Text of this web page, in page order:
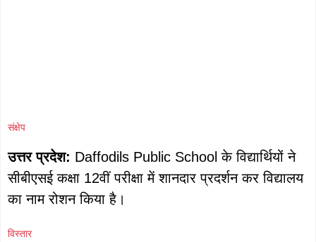
संक्षेप
उत्तर प्रदेश: Daffodils Public School के विद्यार्थियों ने
सीबीएसई कक्षा 12वीं परीक्षा में शानदार प्रदर्शन कर विद्यालय
का नाम रोशन किया है।
विस्तार